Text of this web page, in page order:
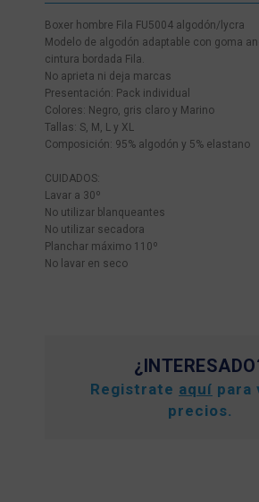
Boxer hombre Fila FU5004 algodón/lycra
Modelo de algodón adaptable con goma
cintura bordada Fila.
No aprieta ni deja marcas
Presentación: Pack individual
Colores: Negro, gris claro y Marino
Tallas: S, M, L y XL
Composición: 95% algodón y 5% elastano
CUIDADOS:
Lavar a 30º
No utilizar blanqueantes
No utilizar secadora
Planchar máximo 110º
No lavar en seco
Registrate aquí para
precios.